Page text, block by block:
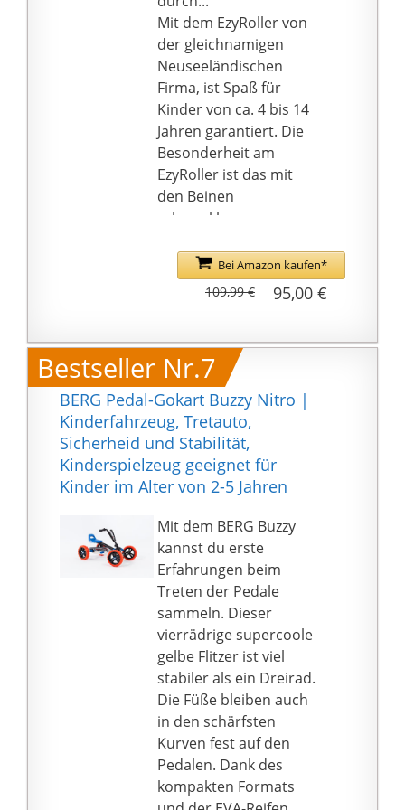
Buddy also besonders
komfortabel.
ausgestattet und
garantiert einen leisen
Fahrspaß. Durch die
Achsschenkellenkung
hat das Fahrzeug einen
optimierten
Wendekreis.
Technische Details:
Größe 118x81x54 cm /
Gewicht 17,5 kg / Front-
geschützter
Kettenantrieb /
Kettenspannung
Mit dem EzyRoller von
der gleichnamigen
Neuseeländischen
Firma, ist Spaß für
Kinder von ca. 4 bis 14
Jahren garantiert. Die
Besonderheit am
EzyRoller ist das mit
den Beinen
schwenkbare
durch die
Schlängelbewegung
zum Antreiben des
genutzt wird.
Das Kinderfahrzeug
bringt neben Spaß an
der Bewegung mit dem
Dreirad auch ein
Training der
Beweglichkeit des
gesamten Körpers. Das
ist purer Fahrspaß für
Kinder bei dem
zusätzlich noch die
Koordination und die
Geschicklichkeit
gefördert wird.
Das Kinder Trike ist aus
einem stabilen
Stahlrohr-Rahmen
aufgebaut welcher mit
bewährten und leicht
laufenden Scooter
Rollen bestückt ist. Der
Fahrer sitzt bequem in
Bei Amazon kaufen*
95,00 €
109,99 €
Bestseller Nr.7
BERG Pedal-Gokart Buzzy Nitro |
Kinderfahrzeug, Tretauto,
Sicherheid und Stabilität,
Kinderspielzeug geeignet für
Kinder im Alter von 2-5 Jahren
Mit dem BERG Buzzy
kannst du erste
Erfahrungen beim
Treten der Pedale
sammeln. Dieser
vierrädrige supercoole
gelbe Flitzer ist viel
stabiler als ein Dreirad.
Die Füße bleiben auch
in den schärfsten
Kurven fest auf den
Pedalen. Dank des
kompakten Formats